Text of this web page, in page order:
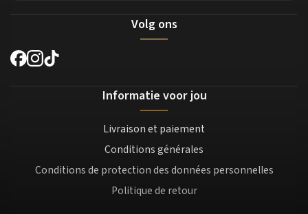
Volg ons
Informatie voor jou
Livraison et paiement
Conditions générales
Conditions de protection des données personnelles
Politique de retour